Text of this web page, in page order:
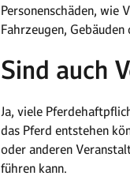
Personenschäden, wie
Fahrzeugen,
Sind auch
Ja, viele
das Pferd entstehen
oder anderen
führen kann.